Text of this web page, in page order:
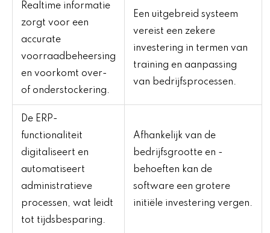
Realtime informatie
zorgt voor een
accurate
voorraadbeheersing
en voorkomt over-
of onderstockering.
Een uitgebreid systeem
vereist een zekere
investering in termen van
training en aanpassing
van bedrijfsprocessen.
De ERP-
functionaliteit
digitaliseert en
automatiseert
administratieve
processen, wat leidt
tot tijdsbesparing.
Afhankelijk van de
bedrijfsgrootte en -
behoeften kan de
software een grotere
initiële investering vergen.